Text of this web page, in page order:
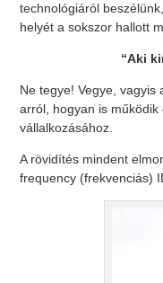
technológiáról
helyét a sokszor hallott
“Aki
Ne tegye! Vegye, vagyis
arról, hogyan is
vállalkozásához.
A rövidítés mindent
frequency (frekvenciás)